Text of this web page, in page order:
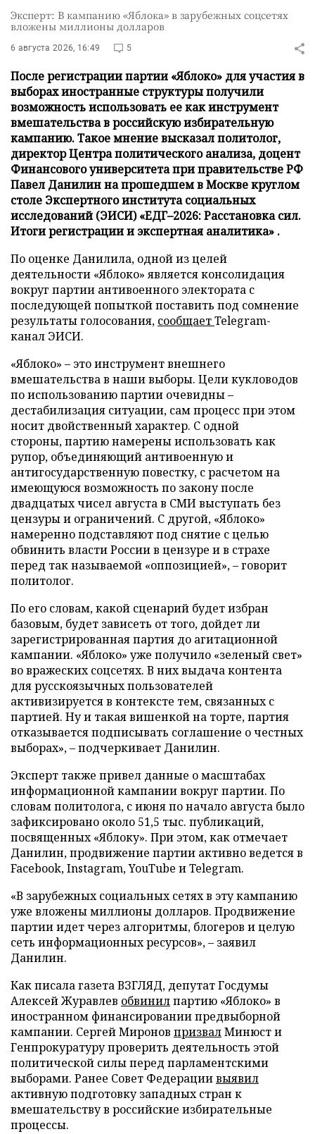
Эксперт: В кампанию «Яблока» в зарубежных соцсетях
вложены миллионы долларов
6 августа 2026, 16:49 5
После регистрации партии «Яблоко» для участия в
выборах иностранные структуры получили
возможность использовать ее как инструмент
вмешательства в российскую избирательную
кампанию. Такое мнение высказал политолог,
директор Центра политического анализа, доцент
Финансового университета при правительстве РФ
Павел Данилин на прошедшем в Москве круглом
столе Экспертного института социальных
исследований (ЭИСИ) «ЕДГ–2026: Расстановка сил.
Итоги регистрации и экспертная аналитика» .
По оценке Данилила, одной из целей
деятельности «Яблоко» является консолидация
вокруг партии антивоенного электората с
последующей попыткой поставить под сомнение
результаты голосования, сообщаетTelegram-
канал ЭИСИ.
«Яблоко» – это инструмент внешнего
вмешательства в наши выборы. Цели кукловодов
по использованию партии очевидны –
дестабилизация ситуации, сам процесс при этом
носит двойственный характер. С одной
стороны, партию намерены использовать как
рупор, объединяющий антивоенную и
антигосударственную повестку, с расчетом на
имеющуюся возможность по закону после
двадцатых чисел августа в СМИ выступать без
цензуры и ограничений. С другой, «Яблоко»
намеренно подставляют под снятие с целью
обвинить власти России в цензуре и в страхе
перед так называемой «оппозицией», – говорит
политолог.
По его словам, какой сценарий будет избран
базовым, будет зависеть от того, дойдет ли
зарегистрированная партия до агитационной
кампании. «Яблоко» уже получило «зеленый свет»
во вражеских соцсетях. В них выдача контента
для русскоязычных пользователей
активизируется в контексте тем, связанных с
партией. Ну и такая вишенкой на торте, партия
отказывается подписывать соглашение о честных
выборах», – подчеркивает Данилин.
Эксперт также привел данные о масштабах
информационной кампании вокруг партии. По
словам политолога, с июня по начало августа было
зафиксировано около 51,5 тыс. публикаций,
посвященных «Яблоку». При этом, как отмечает
Данилин, продвижение партии активно ведется в
Facebook, Instagram, YouTube и Telegram.
«В зарубежных социальных сетях в эту кампанию
уже вложены миллионы долларов. Продвижение
партии идет через алгоритмы, блогеров и целую
сеть информационных ресурсов», – заявил
Данилин.
Как писала газета ВЗГЛЯД, депутат Госдумы
Алексей Журавлев обвинилпартию «Яблоко» в
иностранном финансировании предвыборной
кампании. Сергей Миронов призвалМинюст и
Генпрокуратуру проверить деятельность этой
политической силы перед парламентскими
выборами. Ранее Совет Федерациивыявил
активную подготовку западных стран к
вмешательству в российские избирательные
процессы.